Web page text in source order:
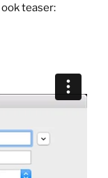
ook teaser: